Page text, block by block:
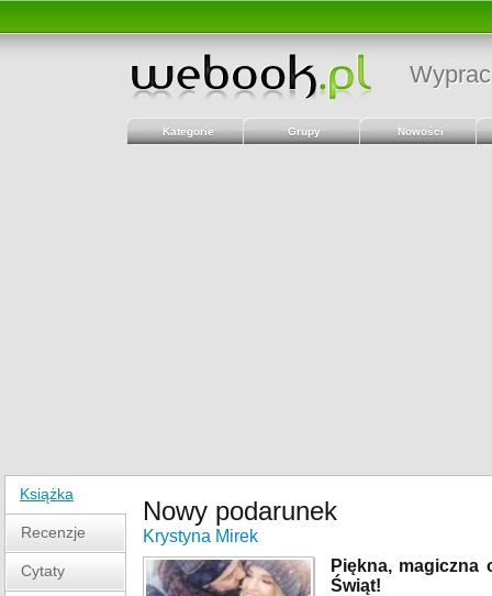
Kategorie Grupy Nowości
Książka
Recenzje
Cytaty
Nowy podarunek
Krystyna Mirek
Piękna,
Świąt!